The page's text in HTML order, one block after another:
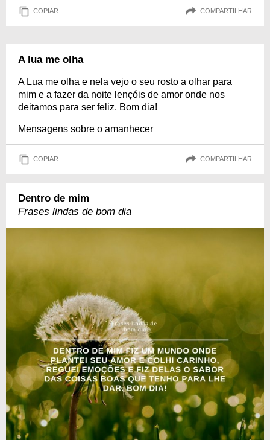
COPIAR COMPARTILHAR
A lua me olha
A Lua me olha e nela vejo o seu rosto a olhar para
mim e a fazer da noite lençóis de amor onde nos
deitamos para ser feliz. Bom dia!
Mensagens sobre o amanhecer
COPIAR COMPARTILHAR
Dentro de mim
Frases lindas de bom dia